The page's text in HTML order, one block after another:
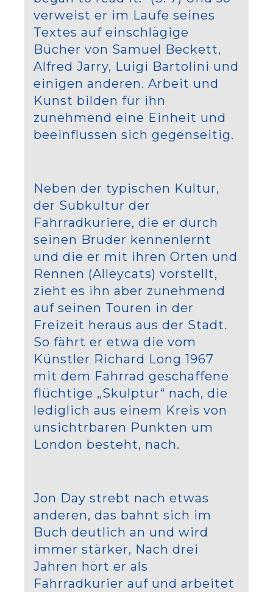
verweist er im Laufe seines
Textes auf einschlägige
Bücher von Samuel Beckett,
Alfred Jarry, Luigi Bartolini und
einigen anderen. Arbeit und
Kunst bilden für ihn
zunehmend eine Einheit und
beeinflussen sich gegenseitig.
Neben der typischen Kultur,
der Subkultur der
Fahrradkuriere, die er durch
seinen Bruder kennenlernt
und die er mit ihren Orten und
Rennen (Alleycats) vorstellt,
zieht es ihn aber zunehmend
auf seinen Touren in der
Freizeit heraus aus der Stadt.
So fährt er etwa die vom
Künstler Richard Long 1967
mit dem Fahrrad geschaffene
flüchtige „Skulptur“ nach, die
lediglich aus einem Kreis von
unsichtrbaren Punkten um
London besteht, nach.
Jon Day strebt nach etwas
anderen, das bahnt sich im
Buch deutlich an und wird
immer stärker, Nach drei
Jahren hört er als
Fahrradkurier auf und arbeitet